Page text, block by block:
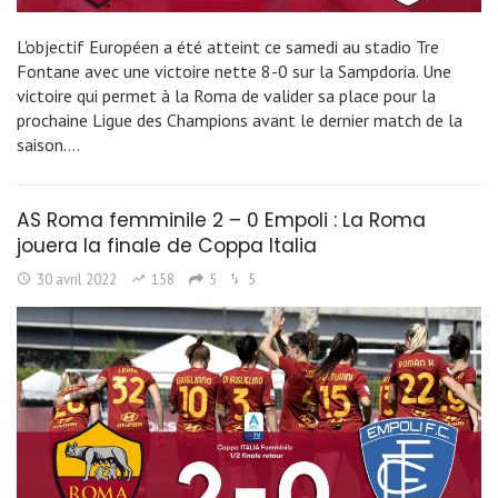
L'objectif Européen a été atteint ce samedi au stadio Tre
Fontane avec une victoire nette 8-0 sur la Sampdoria. Une
victoire qui permet à la Roma de valider sa place pour la
prochaine Ligue des Champions avant le dernier match de la
saison.…
AS Roma femminile 2 – 0 Empoli : La Roma
jouera la finale de Coppa Italia
30 avril 2022 158 5 5